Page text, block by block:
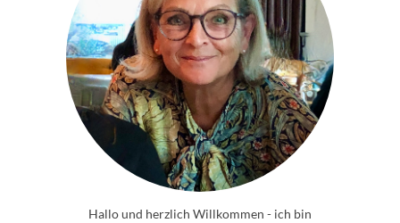
Hallo und herzlich Willkommen - ich bin